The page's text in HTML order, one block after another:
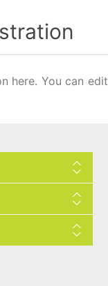
here. You can edit